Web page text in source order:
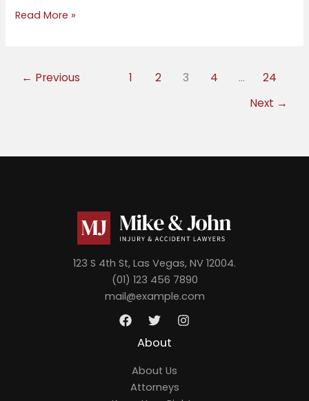
Read More »
← Previous 1 2 3 4 …
24
Next →
123 S 4th St, Las Vegas, NV 12004.
(01) 123 456 7890
mail@example.com
About
About Us
Attorneys